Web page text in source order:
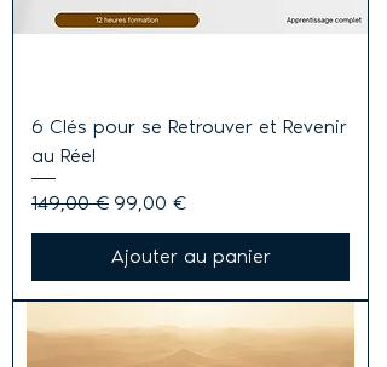
6 Clés pour se Retrouver et Revenir
au Réel
Prix original
149,00 € Prix promotionnel
99,00 €
Ajouter au panier